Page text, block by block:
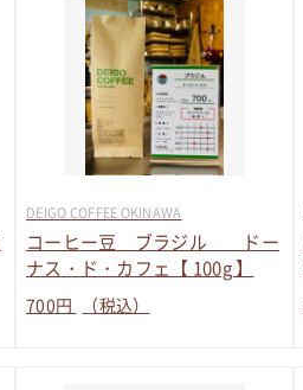
DEIGO COFFEE OKINAWA
コーヒー豆 ブラジル ドー
ナス・ド・カフェ【 100g 】
700円 （税込）